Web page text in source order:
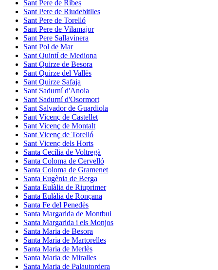
Sant Pere de Ribes
Sant Pere de Riudebitlles
Sant Pere de Torelló
Sant Pere de Vilamajor
Sant Pere Sallavinera
Sant Pol de Mar
Sant Quintí de Mediona
Sant Quirze de Besora
Sant Quirze del Vallès
Sant Quirze Safaja
Sant Sadurní d'Anoia
Sant Sadurní d'Osormort
Sant Salvador de Guardiola
Sant Vicenç de Castellet
Sant Vicenç de Montalt
Sant Vicenç de Torelló
Sant Vicenç dels Horts
Santa Cecília de Voltregà
Santa Coloma de Cervelló
Santa Coloma de Gramenet
Santa Eugènia de Berga
Santa Eulàlia de Riuprimer
Santa Eulàlia de Ronçana
Santa Fe del Penedès
Santa Margarida de Montbui
Santa Margarida i els Monjos
Santa Maria de Besora
Santa Maria de Martorelles
Santa Maria de Merlès
Santa Maria de Miralles
Santa Maria de Palautordera